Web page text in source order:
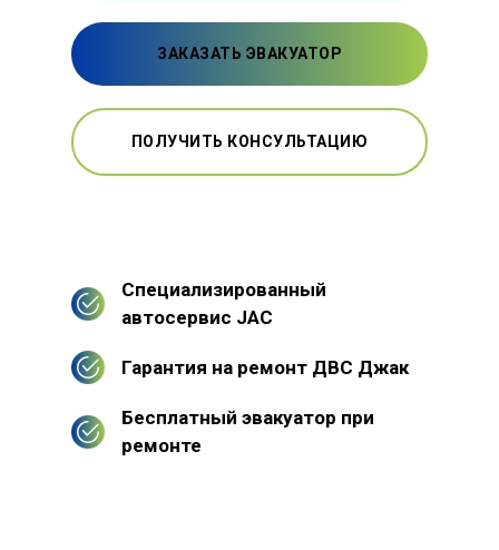
ЗАКАЗАТЬ ЭВАКУАТОР
ПОЛУЧИТЬ КОНСУЛЬТАЦИЮ
Специализированный
автосервис JAC
Гарантия на ремонт ДВС Джак
Бесплатный эвакуатор при
ремонте